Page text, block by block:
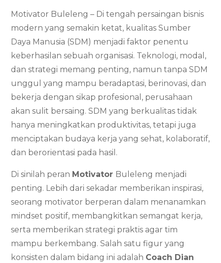
Motivator Buleleng – Di tengah persaingan bisnis
modern yang semakin ketat, kualitas Sumber
Daya Manusia (SDM) menjadi faktor penentu
keberhasilan sebuah organisasi. Teknologi, modal,
dan strategi memang penting, namun tanpa SDM
unggul yang mampu beradaptasi, berinovasi, dan
bekerja dengan sikap profesional, perusahaan
akan sulit bersaing. SDM yang berkualitas tidak
hanya meningkatkan produktivitas, tetapi juga
menciptakan budaya kerja yang sehat, kolaboratif,
dan berorientasi pada hasil.
Di sinilah peran Motivator Buleleng menjadi
penting. Lebih dari sekadar memberikan inspirasi,
seorang motivator berperan dalam menanamkan
mindset positif, membangkitkan semangat kerja,
serta memberikan strategi praktis agar tim
mampu berkembang. Salah satu figur yang
konsisten dalam bidang ini adalah Coach Dian